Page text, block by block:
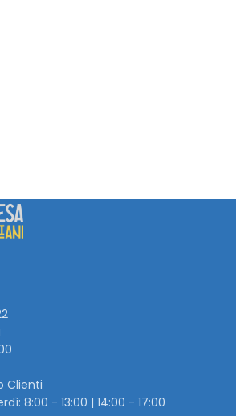
Clienti
8:00 - 13:00 | 14:00 - 17:00